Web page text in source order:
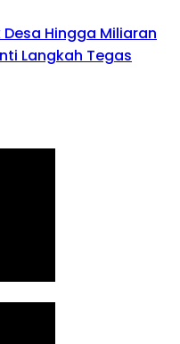
Hingga Miliaran
Langkah Tegas